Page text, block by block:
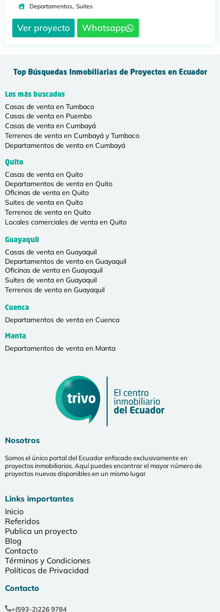
Departamentos, Suites
Ver proyecto Whatsapp
Top Búsquedas Inmobiliarias de Proyectos en Ecuador
Los más buscados
Casas de venta en Tumbaco
Casas de venta en Puembo
Casas de venta en Cumbayá
Terrenos de venta en Cumbayá y Tumbaco
Departamentos de venta en Cumbayá
Quito
Casas de venta en Quito
Departamentos de venta en Quito
Oficinas de venta en Quito
Suites de venta en Quito
Terrenos de venta en Quito
Locales comerciales de venta en Quito
Guayaquil
Casas de venta en Guayaquil
Departamentos de venta en Guayaquil
Oficinas de venta en Guayaquil
Suites de venta en Guayaquil
Terrenos de venta en Guayaquil
Cuenca
Departamentos de venta en Cuenca
Manta
Departamentos de venta en Manta
Nosotros
Somos el único portal del Ecuador enfocado exclusivamente en
proyectos inmobiliarios. Aquí puedes encontrar el mayor número de
proyectos nuevos disponibles en un mismo lugar
Links importantes
Inicio
Referidos
Publica un proyecto
Blog
Contacto
Términos y Condiciones
Políticas de Privacidad
Contacto
+(593-2)226 9784